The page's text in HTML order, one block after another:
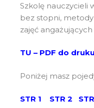
Szkolę nauczycieli
bez stopni,
zajęć
TU – PDF do
Poniżej masz
STR 1 STR 2